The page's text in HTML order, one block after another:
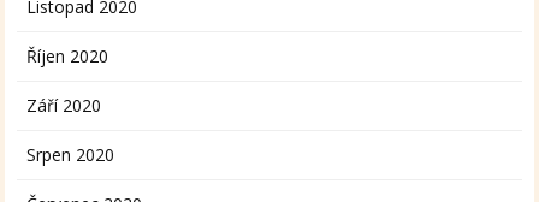
Listopad 2020
Říjen 2020
Září 2020
Srpen 2020